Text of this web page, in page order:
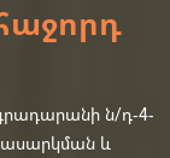
ն/դ-4-
և